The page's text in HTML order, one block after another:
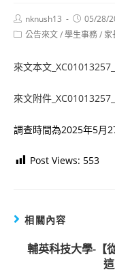
Post
author:
nknush13
Post
published:
05/28/
Post公告來文/學生事務/ 家
來文本文
來文附件
調查時間為2025年5月
Post Views: 553
相關內容
輔英科技大學-【